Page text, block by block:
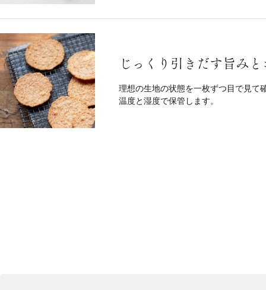
じっくり引きだす旨み
理想の生地の状態を一枚ずつ目で見て
温度と湿度で保管します。